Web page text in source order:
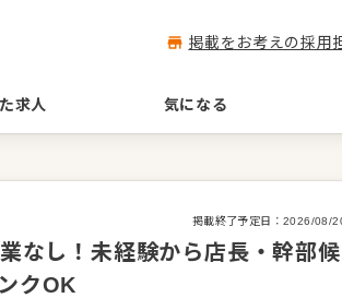
掲載をお考えの採用
求人 気になる
掲載終了予定日： 2026/08/
なし！未経験から店長・幹部候
クOK